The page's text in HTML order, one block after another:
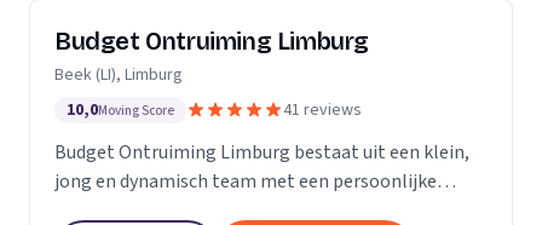
Budget Ontruiming Limburg
Beek (LI), Limburg
10,0Moving Score 41 reviews
Budget Ontruiming Limburg bestaat uit een klein,
jong en dynamisch team met een persoonlijke